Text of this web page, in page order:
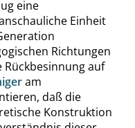
eine
Einheit
Richtungen
auf
am
daß die
Konstruktion